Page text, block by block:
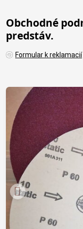
Obchodné
predstáv.
Formular k reklamacií